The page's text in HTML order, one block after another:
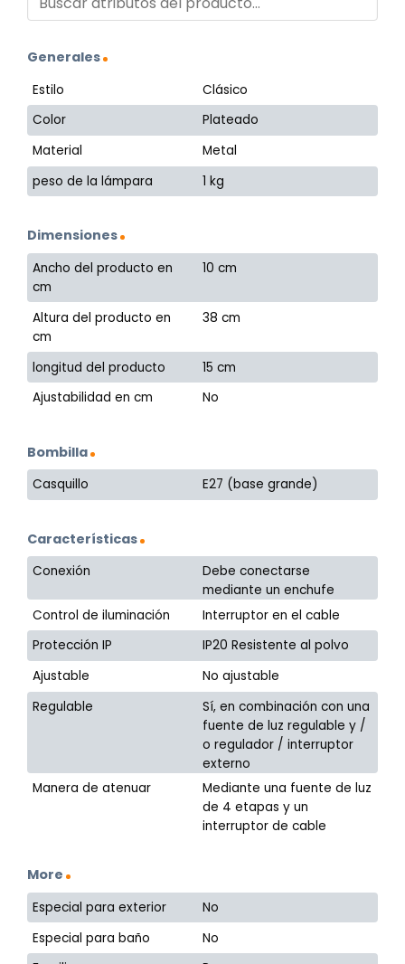
Generales
Estilo
Clásico
Color
Plateado
Material
Metal
peso de la lámpara
1 kg
Dimensiones
Ancho del producto en
cm
10 cm
Altura del producto en
cm
38 cm
longitud del producto
15 cm
Ajustabilidad en cm
No
Bombilla
Casquillo E27 (base grande)
Características
Conexión
Debe conectarse
mediante un enchufe
Control de iluminación
Interruptor en el cable
Protección IP
IP20 Resistente al polvo
Ajustable
No ajustable
Regulable
Sí, en combinación con una
fuente de luz regulable y /
o regulador / interruptor
externo
Manera de atenuar
Mediante una fuente de luz
de 4 etapas y un
interruptor de cable
More
Especial para exterior
No
Especial para baño
No